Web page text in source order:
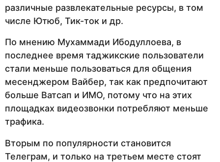
различные развлекательные ресурсы, в том
числе Ютюб, Тик-ток и др.
По мнению Мухаммади Ибодуллоева, в
последнее время таджикские пользователи
стали меньше пользоваться для общения
месенджером Вайбер, так как предпочитают
больше Ватсап и ИМО, потому что на этих
площадках видеозвонки потребляют меньше
трафика.
Вторым по популярности становится
Телеграм, и только на третьем месте стоят